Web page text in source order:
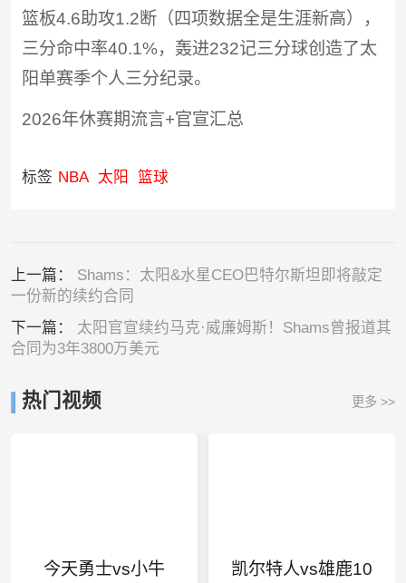
篮板4.6助攻1.2断（四项数据全是生涯新高），
三分命中率40.1%，轰进232记三分球创造了太
阳单赛季个人三分纪录。
2026年休赛期流言+官宣汇总
标签 NBA 太阳 篮球
上一篇： Shams：太阳&水星CEO巴特尔斯坦即将敲定
一份新的续约合同
下一篇： 太阳官宣续约马克·威廉姆斯！Shams曾报道其
合同为3年3800万美元
热门视频 更多 >>
今天勇士vs小牛 凯尔特人vs雄鹿10